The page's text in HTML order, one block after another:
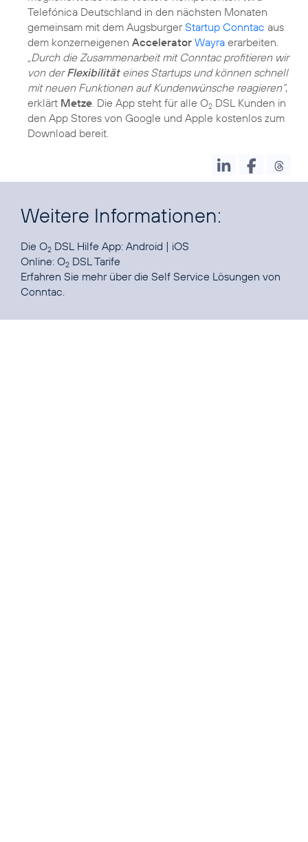
Telefónica Deutschland in den nächsten Monaten
gemeinsam mit dem AugsburgerStartup Conntac aus
dem konzerneigenen Accelerator Wayra erarbeiten.
„Durch die Zusammenarbeit mit Conntac profitieren wir
von derFlexibilität eines Startups und können schnell
mit neuen Funktionen auf Kundenwünsche reagieren“,
erklärt Metze. Die App steht für alle O2 DSL Kunden in
den App Stores von Google und Apple kostenlos zum
Download bereit.
Weitere Informationen:
Die O2 DSL Hilfe App: Android | iOS
Online: O2 DSL Tarife
Erfahren Sie mehr über die Self Service Lösungen von
Conntac.